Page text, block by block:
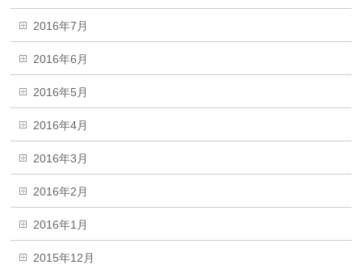
2016年7月
2016年6月
2016年5月
2016年4月
2016年3月
2016年2月
2016年1月
2015年12月